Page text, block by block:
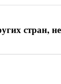
стран,